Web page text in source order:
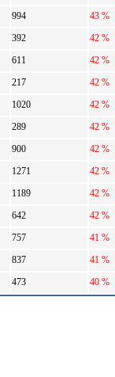
994
43 %
392
42 %
611
42 %
217
42 %
1020
42 %
289
42 %
900
42 %
1271
42 %
1189
42 %
642
42 %
757
41 %
837
41 %
473 40 %